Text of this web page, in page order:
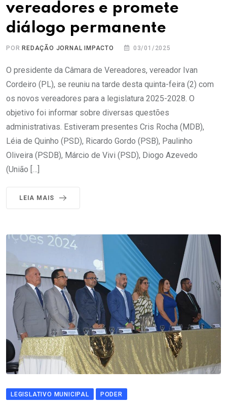
vereadores e promete
diálogo permanente
POR REDAÇÃO JORNAL IMPACTO 03/01/2025
O presidente da Câmara de Vereadores, vereador Ivan
Cordeiro (PL), se reuniu na tarde desta quinta-feira (2) com
os novos vereadores para a legislatura 2025-2028. O
objetivo foi informar sobre diversas questões
administrativas. Estiveram presentes Cris Rocha (MDB),
Léia de Quinho (PSD), Ricardo Gordo (PSB), Paulinho
Oliveira (PSDB), Márcio de Vivi (PSD), Diogo Azevedo
(União […]
LEIA MAIS
LEGISLATIVO MUNICIPAL PODER